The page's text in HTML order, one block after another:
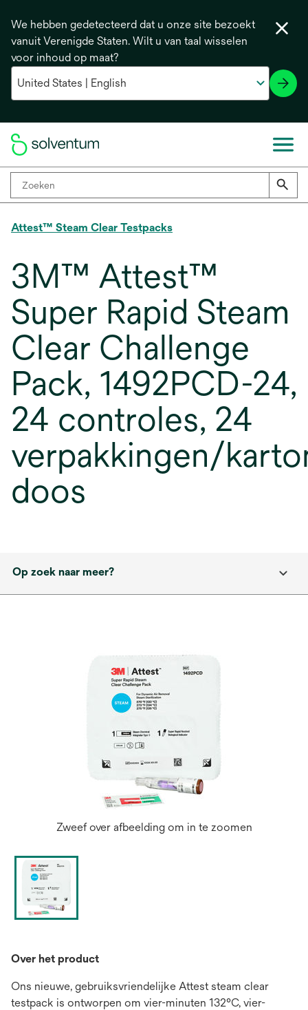
We hebben gedetecteerd dat u onze site bezoekt
vanuit Verenigde Staten. Wilt u van taal wisselen
voor inhoud op maat?
Attest™ Steam Clear Testpacks
3M™ Attest™
Super Rapid Steam
Clear Challenge
Pack, 1492PCD-24,
24 controles, 24
verpakkingen/
doos
Op zoek naar meer?
Zweef over afbeelding om in te zoomen
Over het product
Ons nieuwe, gebruiksvriendelijke Attest steam clear
testpack is ontworpen om vier-minuten 132°C, vier-